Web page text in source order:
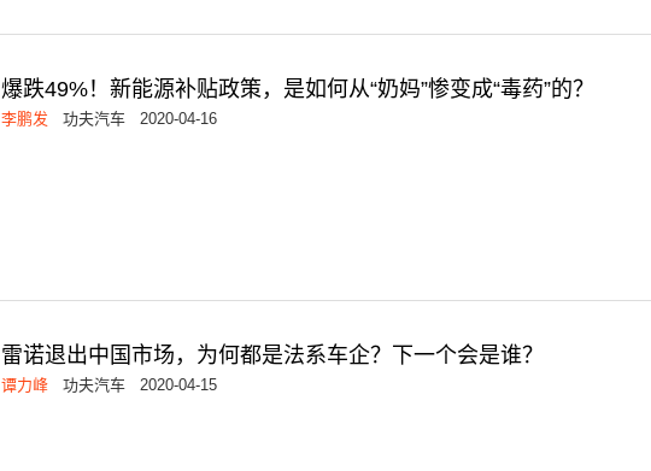
爆跌49%！新能源补贴政策，是如何从“奶妈”惨变成“毒药”的？
李鹏发 功夫汽车 2020-04-16
雷诺退出中国市场，为何都是法系车企？下一个会是谁？
谭力峰 功夫汽车 2020-04-15